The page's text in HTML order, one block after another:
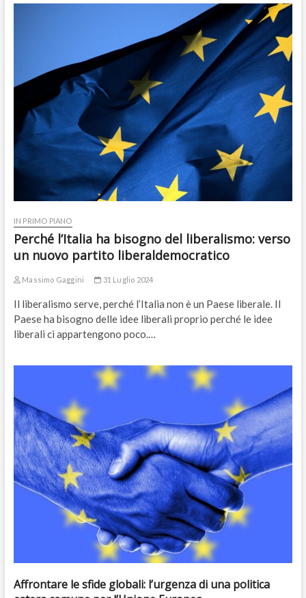
IN PRIMO PIANO
Perché l’Italia ha bisogno del liberalismo: verso
un nuovo partito liberaldemocratico
Massimo Gaggini 31 Luglio 2024
Il liberalismo serve, perché l’Italia non è un Paese liberale. Il
Paese ha bisogno delle idee liberali proprio perché le idee
liberali ci appartengono poco.…
Affrontare le sfide globali: l’urgenza di una politica